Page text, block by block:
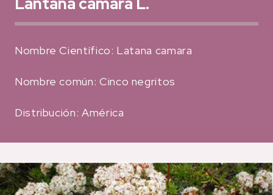
Nombre Científico: Latana camara
Nombre común: Cinco negritos
Distribución: América